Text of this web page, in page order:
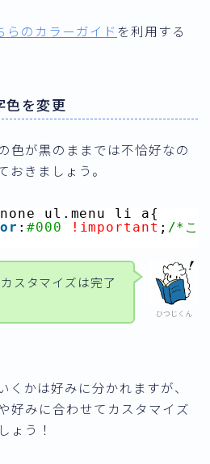
らのカラーガイド を利用する
色を変更
色が黒のままでは不恰好なの
おきましょう。
ul.menu li a{
:#000 !important ; /*こ
ひつじくん
スタマイズは完了
くかは好みに分かれますが、
好みに合わせてカスタマイズ
ょう！